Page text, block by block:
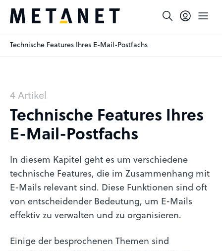
Technische Features Ihres E-Mail-Postfachs
4 Artikel
Technische Features Ihres
E-Mail-Postfachs
In diesem Kapitel geht es um verschiedene
technische Features, die im Zusammenhang mit
E-Mails relevant sind. Diese Funktionen sind oft
von entscheidender Bedeutung, um E-Mails
effektiv zu verwalten und zu organisieren.
Einige der besprochenen Themen sind